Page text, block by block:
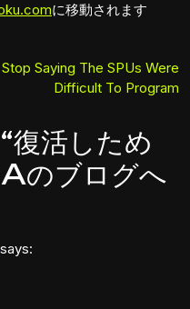
に移動されます
Stop Saying The SPUs Were
Difficult To Program
活しため
のブログへ
says: